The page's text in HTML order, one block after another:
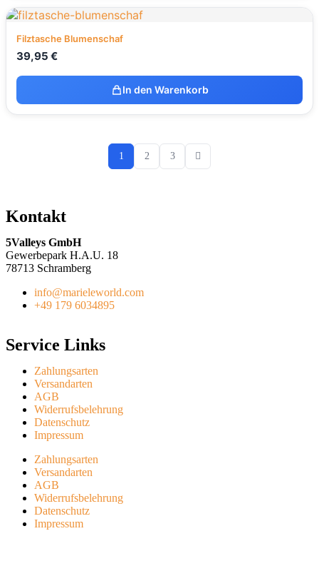
Filztasche Blumenschaf
39,95 €
In den Warenkorb
1 2 3
Kontakt
5Valleys GmbH
Gewerbepark H.A.U. 18
78713 Schramberg
info@marieleworld.com
+49 179 6034895
Service Links
Zahlungsarten
Versandarten
AGB
Widerrufsbelehrung
Datenschutz
Impressum
Zahlungsarten
Versandarten
AGB
Widerrufsbelehrung
Datenschutz
Impressum